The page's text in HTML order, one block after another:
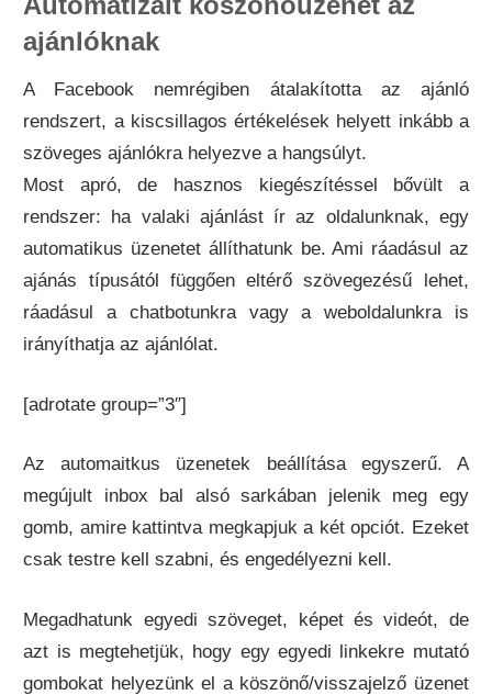
ajánlóknak
A Facebook nemrégiben átalakította az ajánló
rendszert, a kiscsillagos értékelések helyett inkább a
szöveges ajánlókra helyezve a hangsúlyt.
Most apró, de hasznos kiegészítéssel bővült a
rendszer: ha valaki ajánlást ír az oldalunknak, egy
automatikus üzenetet állíthatunk be. Ami ráadásul az
ajánás típusától függően eltérő szövegezésű lehet,
ráadásul a chatbotunkra vagy a weboldalunkra is
irányíthatja az ajánlólat.
[adrotate group=”3″]
Az automaitkus üzenetek beállítása egyszerű. A
megújult inbox bal alsó sarkában jelenik meg egy
gomb, amire kattintva megkapjuk a két opciót. Ezeket
csak testre kell szabni, és engedélyezni kell.
Megadhatunk egyedi szöveget, képet és videót, de
azt is megtehetjük, hogy egy egyedi linkekre mutató
gombokat helyezünk el a köszönő/visszajelző üzenet